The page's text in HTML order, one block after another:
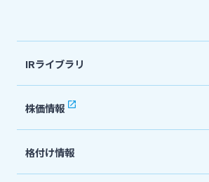
法人・個人事業主のお客さま
株主・投資家の皆さま
宮崎銀行について
IRライブラリ
決算短信
有価証券報告書・四半期報告書
IR関連ニュースリリース
株価情報
格付け情報